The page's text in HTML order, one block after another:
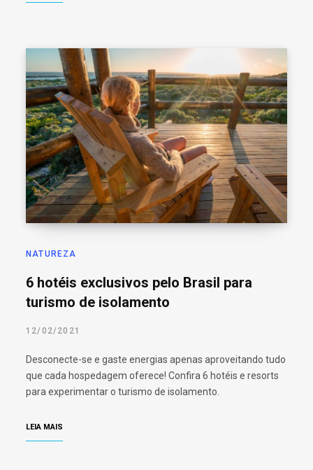
NATUREZA
6 hotéis exclusivos pelo Brasil para
turismo de isolamento
12/02/2021
Desconecte-se e gaste energias apenas aproveitando tudo
que cada hospedagem oferece! Confira 6 hotéis e resorts
para experimentar o turismo de isolamento.
LEIA MAIS